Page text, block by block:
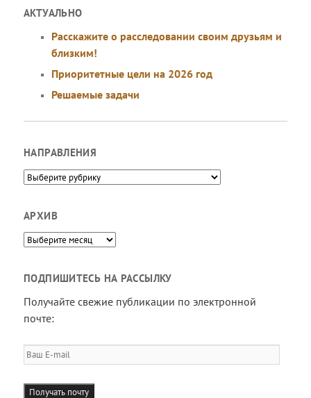
АКТУАЛЬНО
Расскажите о расследовании своим друзьям и
близким!
Приоритетные цели на 2026 год
Решаемые задачи
НАПРАВЛЕНИЯ
Направления
АРХИВ
Архив
ПОДПИШИТЕСЬ НА РАССЫЛКУ
Получайте свежие публикации по электронной
почте:
Ваш
E-
mail
Получать почту